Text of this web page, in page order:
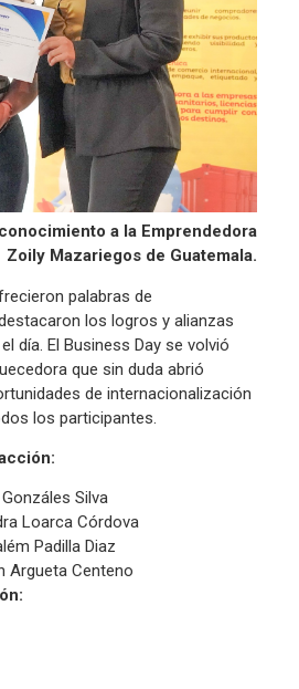
a la Emprendedora
Zoily Mazariegos de Guatemala.
palabras de
los logros y alianzas
día. El Business Day se volvió
que sin duda abrió
de internacionalización
los participantes.
Silva
Loarca Córdova
Padilla Diaz
Argueta Centeno